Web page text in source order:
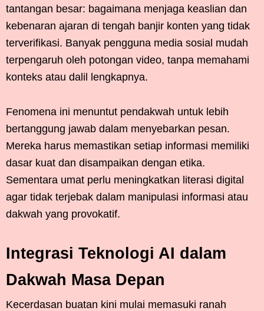
tantangan besar: bagaimana menjaga keaslian dan
kebenaran ajaran di tengah banjir konten yang tidak
terverifikasi. Banyak pengguna media sosial mudah
terpengaruh oleh potongan video, tanpa memahami
konteks atau dalil lengkapnya.
Fenomena ini menuntut pendakwah untuk lebih
bertanggung jawab dalam menyebarkan pesan.
Mereka harus memastikan setiap informasi memiliki
dasar kuat dan disampaikan dengan etika.
Sementara umat perlu meningkatkan literasi digital
agar tidak terjebak dalam manipulasi informasi atau
dakwah yang provokatif.
Integrasi Teknologi AI dalam
Dakwah Masa Depan
Kecerdasan buatan kini mulai memasuki ranah